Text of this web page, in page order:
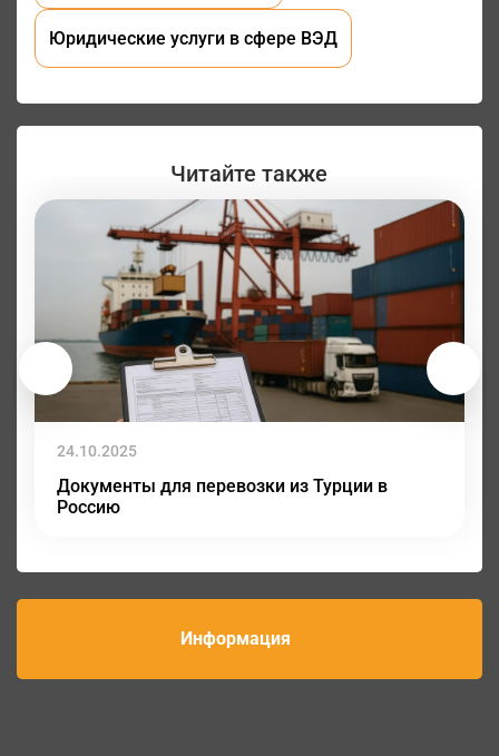
Информация
Юридические услуги в сфере ВЭД
Читайте также
24.10.2025
Документы для перевозки из Турции в
Россию